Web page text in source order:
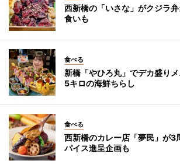
西新橋の「いさな」がクジラ
食いも
食べる
新橋「やひろ丸」でデカ盛り
5キロの海鮮ちらし
食べる
西新橋のカレー店「夢民」が
パイス進呈企画も